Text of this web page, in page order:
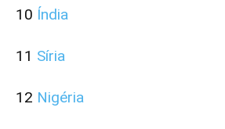
10 Índia
11 Síria
12 Nigéria